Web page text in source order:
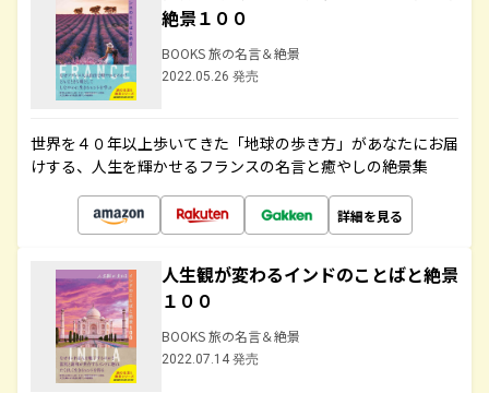
絶景１００
BOOKS 旅の名言＆絶景
2022.05.26 発売
世界を４０年以上歩いてきた「地球の歩き方」があなたにお届
けする、人生を輝かせるフランスの名言と癒やしの絶景集
詳細を見る
人生観が変わるインドのことばと絶景
１００
BOOKS 旅の名言＆絶景
2022.07.14 発売